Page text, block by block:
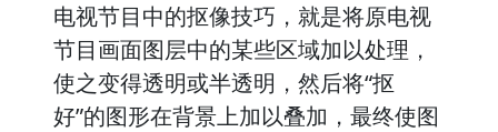
电视节目中的抠像技巧，就是将原电视
节目画面图层中的某些区域加以处理，
使之变得透明或半透明，然后将“抠
好”的图形在背景上加以叠加，最终使图